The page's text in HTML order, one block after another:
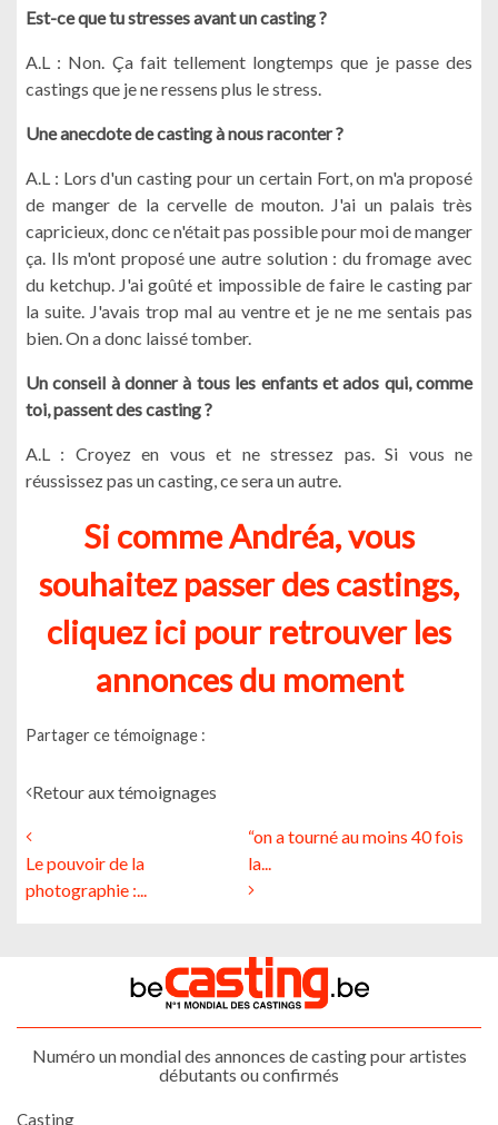
Est-ce que tu stresses avant un casting ?
A.L : Non. Ça fait tellement longtemps que je passe des
castings que je ne ressens plus le stress.
Une anecdote de casting à nous raconter ?
A.L : Lors d'un casting pour un certain Fort, on m'a proposé
de manger de la cervelle de mouton. J'ai un palais très
capricieux, donc ce n'était pas possible pour moi de manger
ça. Ils m'ont proposé une autre solution : du fromage avec
du ketchup. J'ai goûté et impossible de faire le casting par
la suite. J'avais trop mal au ventre et je ne me sentais pas
bien. On a donc laissé tomber.
Un conseil à donner à tous les enfants et ados qui, comme
toi, passent des casting ?
A.L : Croyez en vous et ne stressez pas. Si vous ne
réussissez pas un casting, ce sera un autre.
Si comme Andréa, vous
souhaitez passer des castings,
cliquez ici pour retrouver les
annonces du moment
Partager ce témoignage :
Retour aux témoignages
Le pouvoir de la
photographie :...
“on a tourné au moins 40 fois
la...
Numéro un mondial des annonces de casting pour artistes
débutants ou confirmés
Casting